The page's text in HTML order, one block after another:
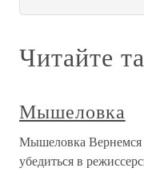
Читайте
Мышеловка
Мышеловка Вернемся
убедиться в